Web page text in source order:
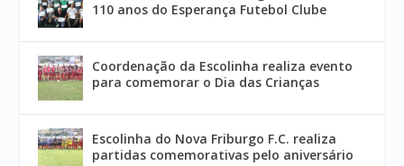
110 anos do Esperança Futebol Clube
Coordenação da Escolinha realiza evento
para comemorar o Dia das Crianças
Escolinha do Nova Friburgo F.C. realiza
partidas comemorativas pelo aniversário